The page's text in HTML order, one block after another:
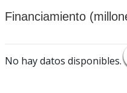
Financiamiento
No hay datos disponibles.